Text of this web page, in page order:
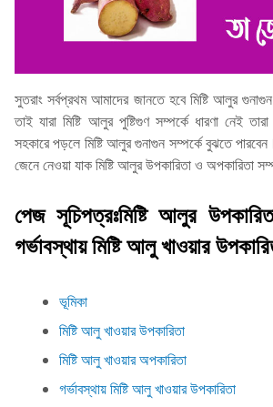
সুতরাং সর্বপ্রথম আমাদের জানতে হবে মিষ্টি আলুর
তাই যারা মিষ্টি আলুর পুষ্টিগুণ সম্পর্কে ধারণা নেই
সহকারে পড়লে মিষ্টি আলুর গুনাগুন সম্পর্কে বুঝতে
জেনে নেওয়া যাক মিষ্টি আলুর উপকারিতা ও অপকারিতা
পেজ সূচিপত্রঃমিষ্টি আলুর
গর্ভাবস্থায় মিষ্টি আলু খাওয়ার
ভূমিকা
মিষ্টি আলু খাওয়ার উপকারিতা
মিষ্টি আলু খাওয়ার অপকারিতা
গর্ভাবস্থায় মিষ্টি আলু খাওয়ার উপকারিতা